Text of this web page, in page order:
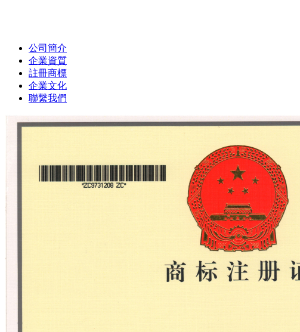
公司簡介
企業資質
註冊商標
企業文化
聯繫我們